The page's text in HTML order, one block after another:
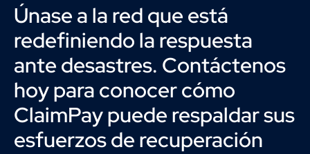
Únase a la red que está
redefiniendo la respuesta
ante desastres. Contáctenos
hoy para conocer cómo
ClaimPay puede respaldar sus
esfuerzos de recuperación